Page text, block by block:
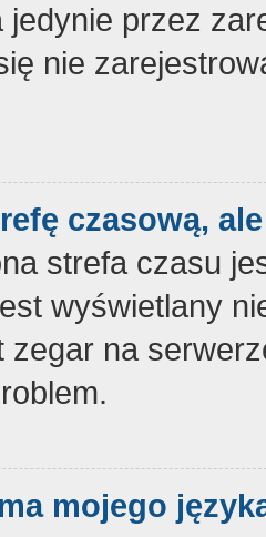
jedynie przez
nie
czasową,
strefa czasu
wyświetlany
zegar na
mojego